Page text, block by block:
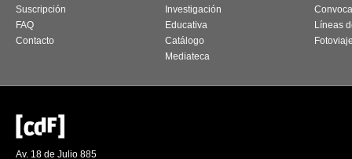
Suscripción
FAQ
Contacto
Investigación
Educativa
Catálogo
Mediateca
Líneas
Av. 18 de Julio 885